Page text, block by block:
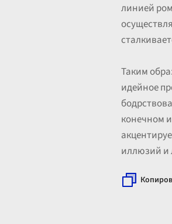
линией
Таким
идейное
конечном
иллюзий и